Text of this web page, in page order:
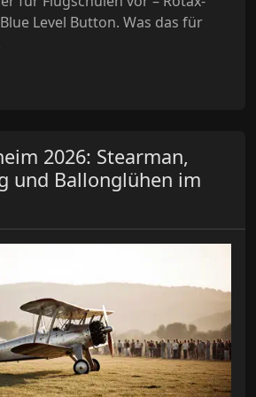
Level Button. Was das für
2026: Stearman,
und Ballonglühen im